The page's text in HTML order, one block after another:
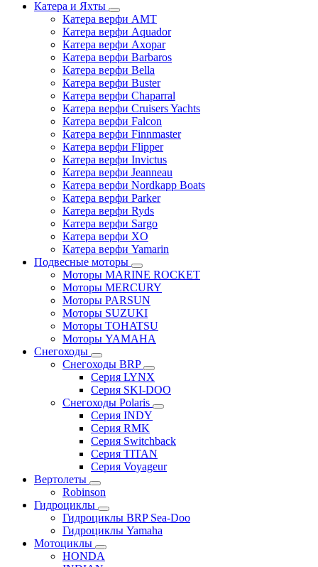
Катера и Яхты
Катера верфи AMT
Катера верфи Aquador
Катера верфи Axopar
Катера верфи Barbaros
Катера верфи Bella
Катера верфи Buster
Катера верфи Chaparral
Катера верфи Cruisers Yachts
Катера верфи Falcon
Катера верфи Finnmaster
Катера верфи Flipper
Катера верфи Invictus
Катера верфи Jeanneau
Катера верфи Nordkapp Boats
Катера верфи Parker
Катера верфи Ryds
Катера верфи Sargo
Катера верфи XO
Катера верфи Yamarin
Подвесные моторы
Моторы MARINE ROCKET
Моторы MERCURY
Моторы PARSUN
Моторы SUZUKI
Моторы TOHATSU
Моторы YAMAHA
Снегоходы
Снегоходы BRP
Серия LYNX
Серия SKI-DOO
Снегоходы Polaris
Серия INDY
Серия RMK
Серия Switchback
Серия TITAN
Серия Voyageur
Вертолеты
Robinson
Гидроциклы
Гидроциклы BRP Sea-Doo
Гидроциклы Yamaha
Мотоциклы
HONDA